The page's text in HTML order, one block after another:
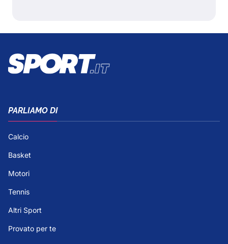
PARLIAMO DI
Calcio
Basket
Motori
Tennis
Altri Sport
Provato per te